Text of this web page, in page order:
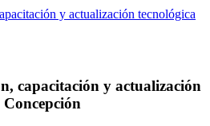
capacitación y actualización